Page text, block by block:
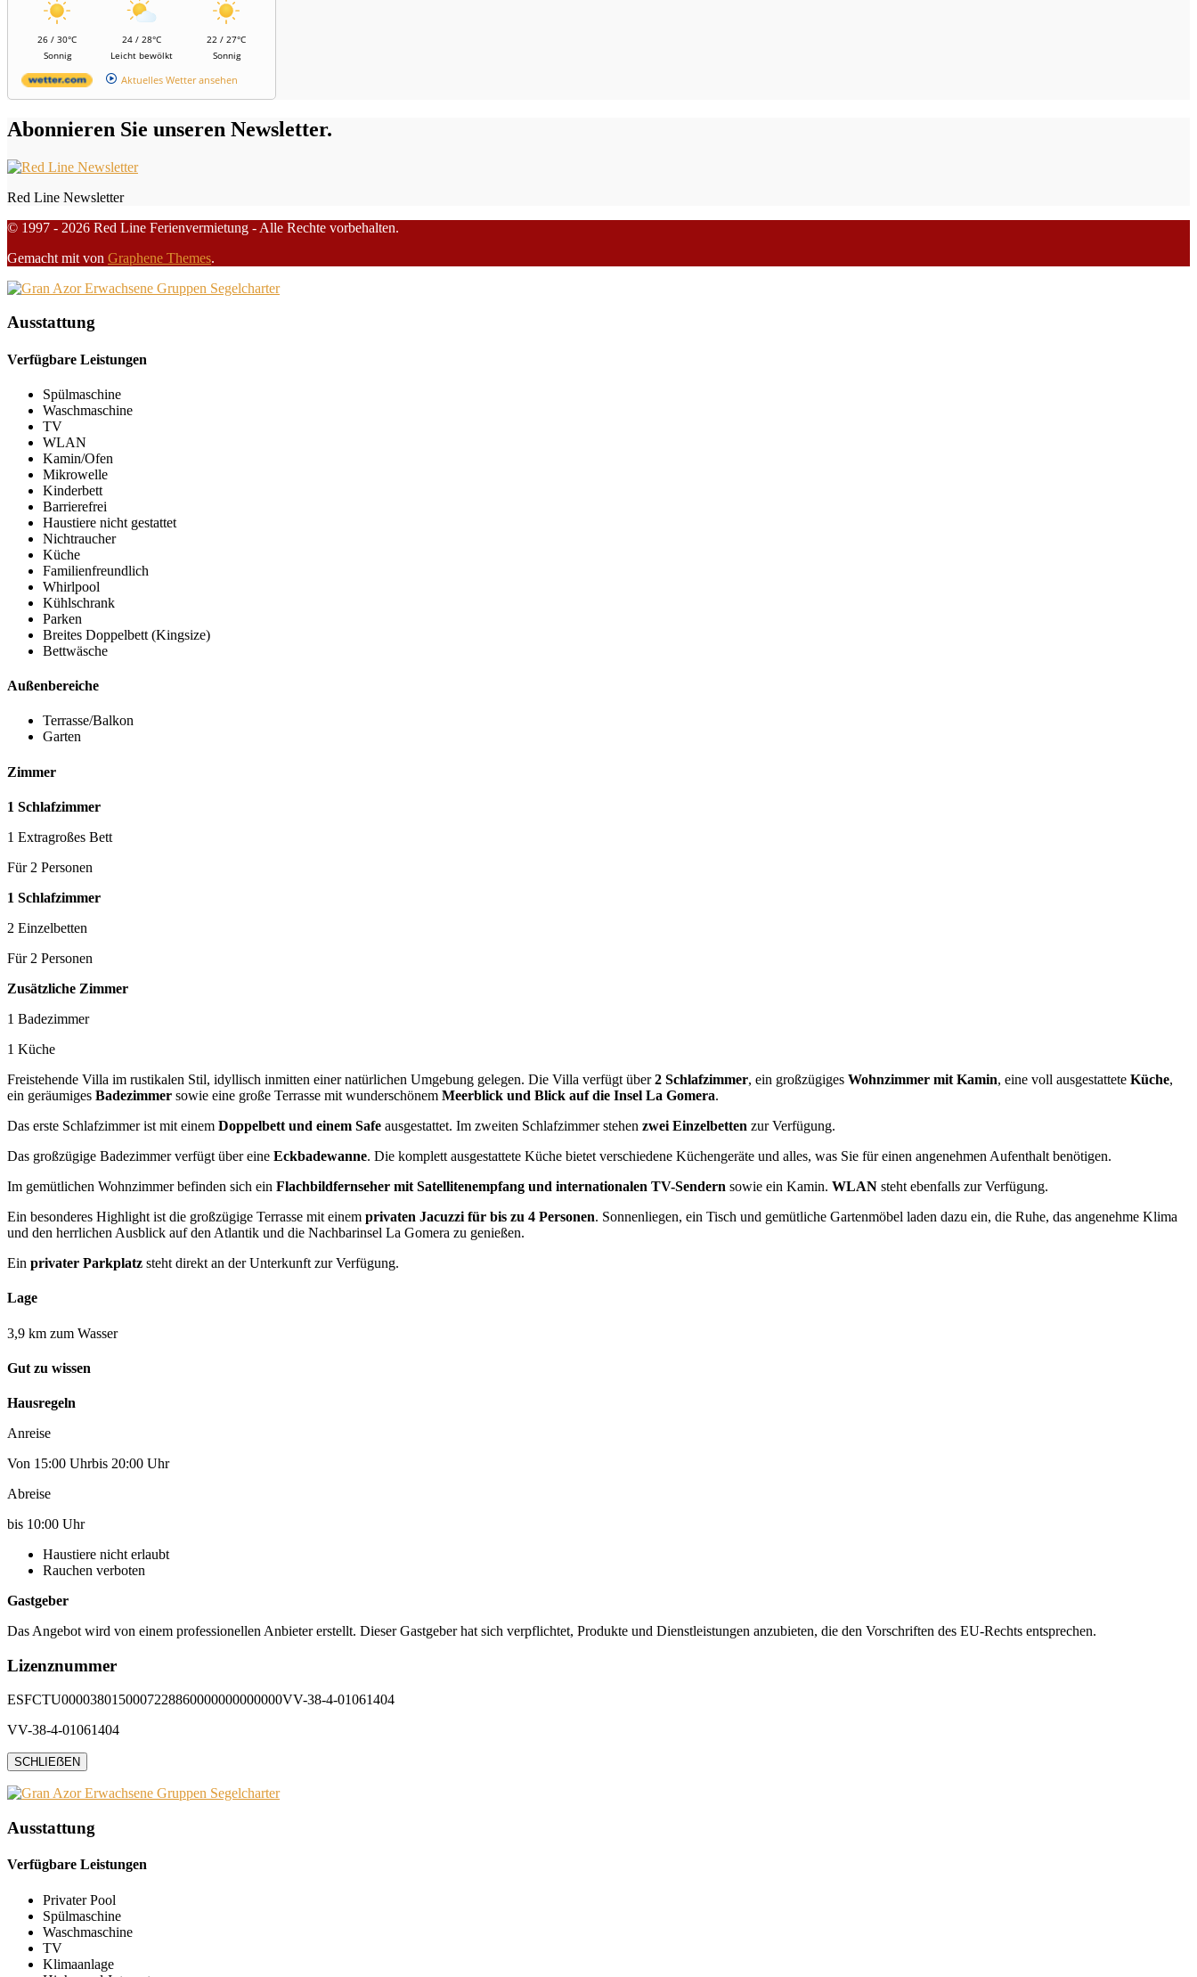
26 / 30°C
Sonnig
24 / 28°C
Leicht bewölkt
22 / 27°C
Sonnig
Aktuelles Wetter ansehen
Abonnieren Sie unseren Newsletter.
Red Line Newsletter
© 1997 - 2026 Red Line Ferienvermietung - Alle Rechte vorbehalten.
Gemacht mit von Graphene Themes.
Ausstattung
Verfügbare Leistungen
Spülmaschine
Waschmaschine
TV
WLAN
Kamin/Ofen
Mikrowelle
Kinderbett
Barrierefrei
Haustiere nicht gestattet
Nichtraucher
Küche
Familienfreundlich
Whirlpool
Kühlschrank
Parken
Breites Doppelbett (Kingsize)
Bettwäsche
Außenbereiche
Terrasse/Balkon
Garten
Zimmer
1 Schlafzimmer
1 Extragroßes Bett
Für 2 Personen
1 Schlafzimmer
2 Einzelbetten
Für 2 Personen
Zusätzliche Zimmer
1 Badezimmer
1 Küche
Freistehende Villa im rustikalen Stil, idyllisch inmitten einer natürlichen Umgebung gelegen. Die Villa verfügt über2 Schlafzimmer, ein großzügiges Wohnzimmer mit Kamin, eine voll ausgestattete Küche,
ein geräumiges Badezimmer sowie eine große Terrasse mit wunderschönem Meerblick und Blick auf die Insel La Gomera.
Das erste Schlafzimmer ist mit einem Doppelbett und einem Safe ausgestattet. Im zweiten Schlafzimmer stehen zwei Einzelbetten zur Verfügung.
Das großzügige Badezimmer verfügt über eine Eckbadewanne. Die komplett ausgestattete Küche bietet verschiedene Küchengeräte und alles, was Sie für einen angenehmen Aufenthalt benötigen.
Im gemütlichen Wohnzimmer befinden sich ein Flachbildfernseher mit Satellitenempfang und internationalen TV-Sendern sowie ein Kamin. WLAN steht ebenfalls zur Verfügung.
Ein besonderes Highlight ist die großzügige Terrasse mit einem privaten Jacuzzi für bis zu 4 Personen. Sonnenliegen, ein Tisch und gemütliche Gartenmöbel laden dazu ein, die Ruhe, das angenehme Klima
und den herrlichen Ausblick auf den Atlantik und die Nachbarinsel La Gomera zu genießen.
Ein privater Parkplatz steht direkt an der Unterkunft zur Verfügung.
Lage
3,9 km zum Wasser
Gut zu wissen
Hausregeln
Anreise
Von 15:00 Uhrbis 20:00 Uhr
Abreise
bis 10:00 Uhr
Haustiere nicht erlaubt
Rauchen verboten
Gastgeber
Das Angebot wird von einem professionellen Anbieter erstellt. Dieser Gastgeber hat sich verpflichtet, Produkte und Dienstleistungen anzubieten, die den Vorschriften des EU-Rechts entsprechen.
Lizenznummer
ESFCTU0000380150007228860000000000000VV-38-4-01061404
VV-38-4-01061404
SCHLIEẞEN
Ausstattung
Verfügbare Leistungen
Privater Pool
Spülmaschine
Waschmaschine
TV
Klimaanlage